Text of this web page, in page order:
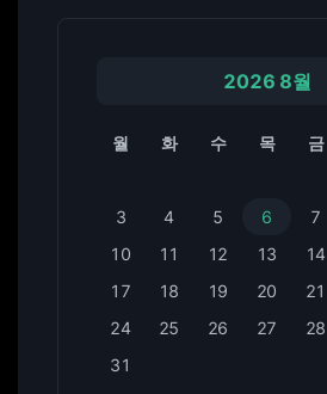
2026 8월
월 화 수 목 금
3
4 5 6 7
10
11 12 13 14
17
18 19 20 21
24
25 26 27 28
31